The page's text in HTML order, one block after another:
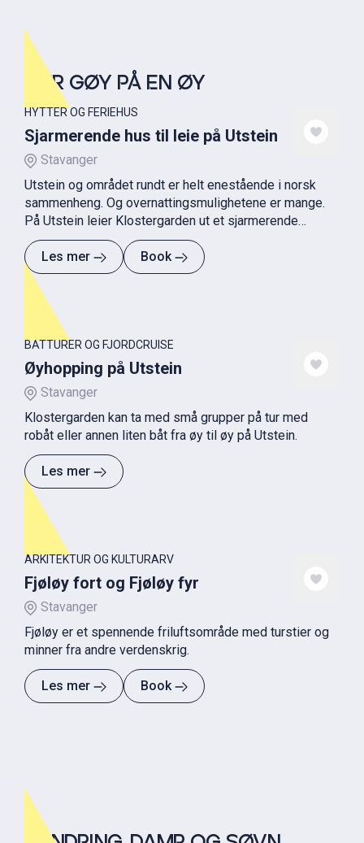
MER GØY PÅ EN ØY
HYTTER OG FERIEHUS
Sjarmerende hus til leie på Utstein
Stavanger
Utstein og området rundt er helt enestående i norsk
sammenheng. Og overnattingsmulighetene er mange.
På Utstein leier Klostergarden ut et sjarmerende
gammelt hus med utsikt over Klostervågen.
Les mer
Book
BÅTTURER OG FJORDCRUISE
Øyhopping på Utstein
Stavanger
Klostergarden kan ta med små grupper på tur med
robåt eller annen liten båt fra øy til øy på Utstein.
Les mer
ARKITEKTUR OG KULTURARV
Fjøløy fort og Fjøløy fyr
Stavanger
Fjøløy er et spennende friluftsområde med turstier og
minner fra andre verdenskrig.
Les mer Book